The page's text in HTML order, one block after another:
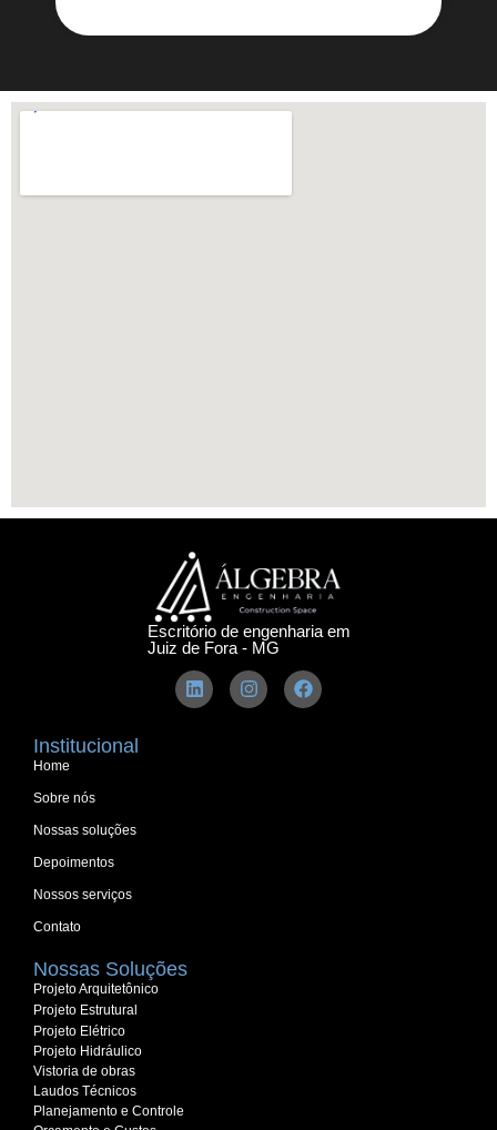
Escritório de engenharia em
Juiz de Fora - MG
Institucional
Home
Sobre nós
Nossas soluções
Depoimentos
Nossos serviços
Contato
Nossas Soluções
Projeto Arquitetônico
Projeto Estrutural
Projeto Elétrico
Projeto Hidráulico
Vistoria de obras
Laudos Técnicos
Planejamento e Controle